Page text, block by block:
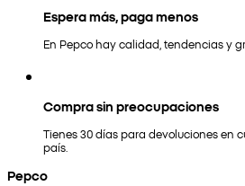
Espera más, paga menos
En Pepco hay calidad, tendencias y
Compra sin preocupaciones
Tienes 30 días para devoluciones en
país.
Pepco